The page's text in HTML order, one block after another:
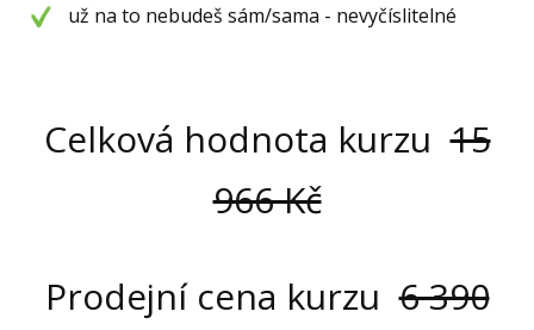
už na to nebudeš sám/sama - nevyčíslitelné
Celková hodnota kurzu15
966 Kč
Prodejní cena kurzu6 390